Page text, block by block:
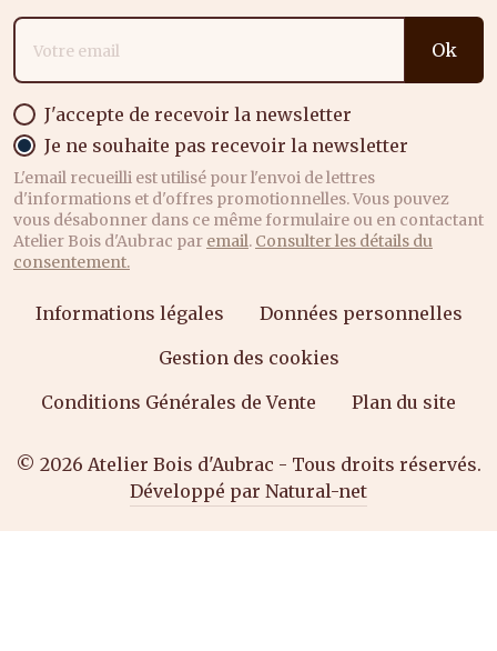
Adresse email
Ok
J'accepte de recevoir la newsletter
Je ne souhaite pas recevoir la newsletter
L'email recueilli est utilisé pour l'envoi de lettres
d'informations et d'offres promotionnelles. Vous pouvez
vous désabonner dans ce même formulaire ou en contactant
Atelier Bois d'Aubrac par email. Consulter les détails du
consentement.
Informations légales
Données personnelles
Gestion des cookies
Conditions Générales de Vente
Plan du site
© 2026 Atelier Bois d'Aubrac - Tous droits réservés.
Développé par Natural-net